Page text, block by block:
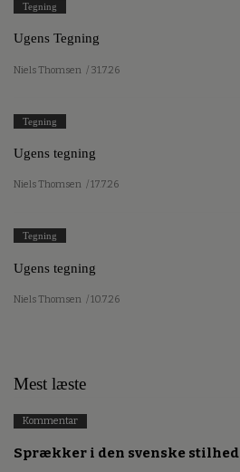
Tegning
Ugens Tegning
Niels Thomsen / 31.7.26
Tegning
Ugens tegning
Niels Thomsen / 17.7.26
Tegning
Ugens tegning
Niels Thomsen / 10.7.26
Mest læste
Kommentar
Sprækker i den svenske stilhed